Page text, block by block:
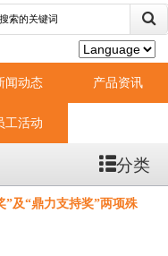
闻动态 产品资讯
工活动
分类
”及“鼎力支持奖”两项殊